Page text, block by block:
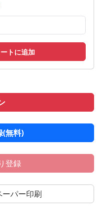
トに追加
(無料)
登録
ーパー印刷